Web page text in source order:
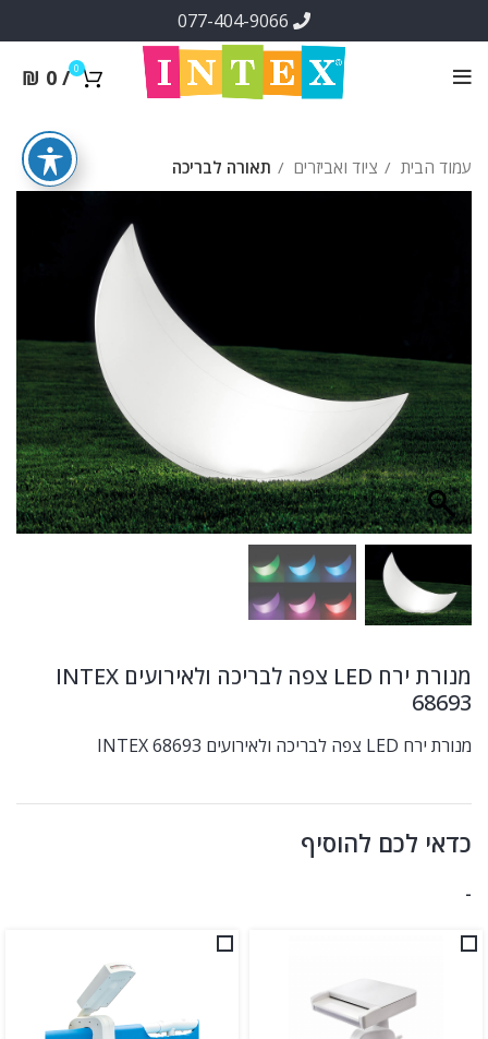
0
/
₪ 0
עמוד הבית ציוד ואביזרים תאורה לבריכה
מנורת ירח LED צפה לבריכה ולאירועים INTEX
68693
מנורת ירח LED צפה לבריכה ולאירועים INTEX 68693
כדאי לכם להוסיף
-